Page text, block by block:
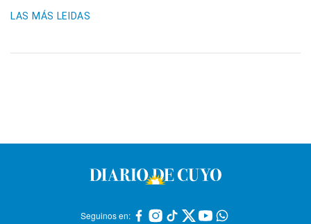
LAS MÁS LEIDAS
Seguinos en: